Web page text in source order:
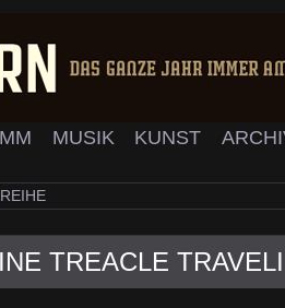
MUSIK KUNST
REIHE
TREACLE